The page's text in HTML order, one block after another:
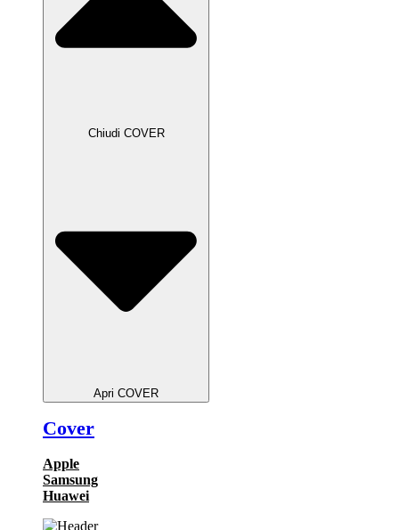
Chiudi COVER
Apri COVER
Cover
Apple
Samsung
Huawei